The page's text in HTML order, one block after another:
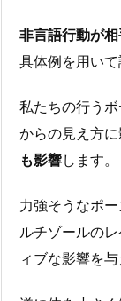
非言語行動が
具体例を用いて
私たちの行う
からの見え方に
も影響します。
力強そうなポ
ルチゾールの
ィブな影響を与